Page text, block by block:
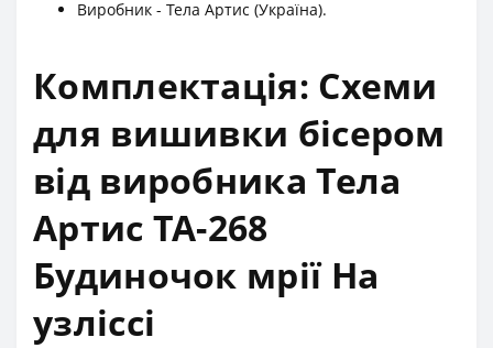
Виробник - Тела Артис (Україна).
Комплектація: Схеми
для вишивки бісером
від виробника Тела
Артис ТА-268
Будиночок мрії На
узліссі